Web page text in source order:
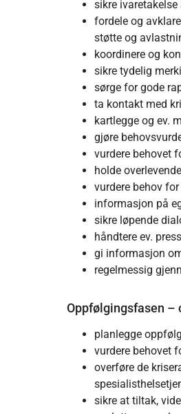
sikre
fordele og
støtte og
koordinere og
sikre tydelig
sørge for gode
ta kontakt med
kartlegge og ev.
gjøre
vurdere behovet
holde
vurdere behov
informasjon på
sikre løpende
håndtere ev.
gi informasjon
regelmessig
Oppfølgingsfasen –
planlegge
vurdere behovet
overføre de
sikre at tiltak,